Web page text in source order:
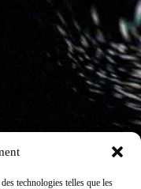
technologies telles que les